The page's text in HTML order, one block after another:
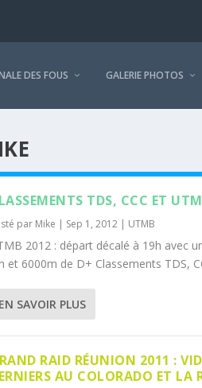
DES FOUS GALERIE PHOTOS
TDS, CCC ET
par Mike | Sep 1, 2012 | UTMB
2012 : départ décalé à 19h avec
et 6000m de D+ Classements TDS,
EN SAVOIR PLUS
RAID RÉUNION 2011 :
AU COLORADO ET LA